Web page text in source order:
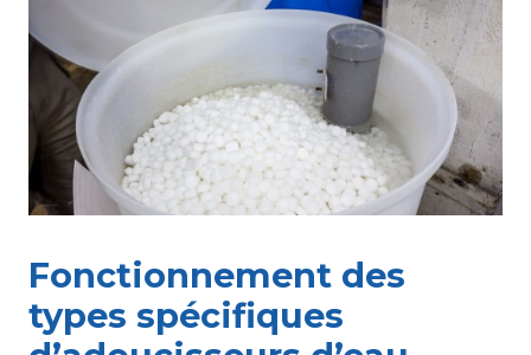
Fonctionnement des
types spécifiques